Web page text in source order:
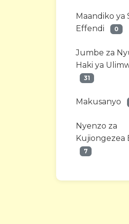
Maandiko ya
Effendi
0
Jumbe za
Haki ya
31
Makusanyo
Nyenzo za
Kujiongezea
7